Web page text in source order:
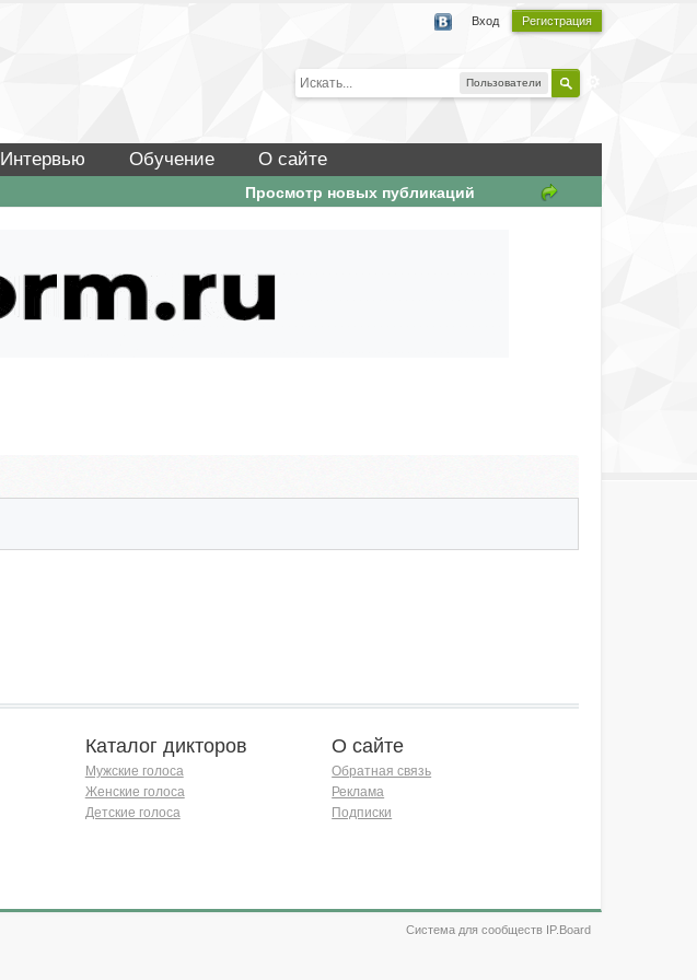
Вход Регистрация
Пользователи
Интервью Обучение О сайте
Просмотр новых публикаций
Каталог дикторов
Мужские голоса
Женские голоса
Детские голоса
О сайте
Обратная связь
Реклама
Подписки
Система для сообществ IP.Board